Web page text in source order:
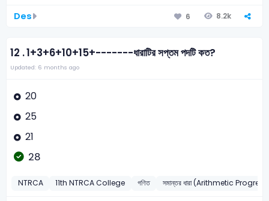
Des 6 8.2k
12 .1+3+6+10+15+-------ধারাটির সপ্তম পদটি কত?
Updated: 6 months ago
20
25
21
28
NTRCA 11th NTRCA College গণিত সমান্তর ধারা (Arithmetic